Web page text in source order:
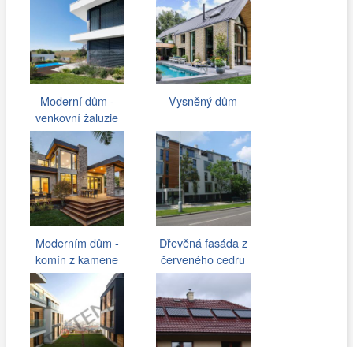
Moderní dům -
venkovní žaluzie
Vysněný dům
Moderním dům -
komín z kamene
Dřevěná fasáda z
červeného cedru